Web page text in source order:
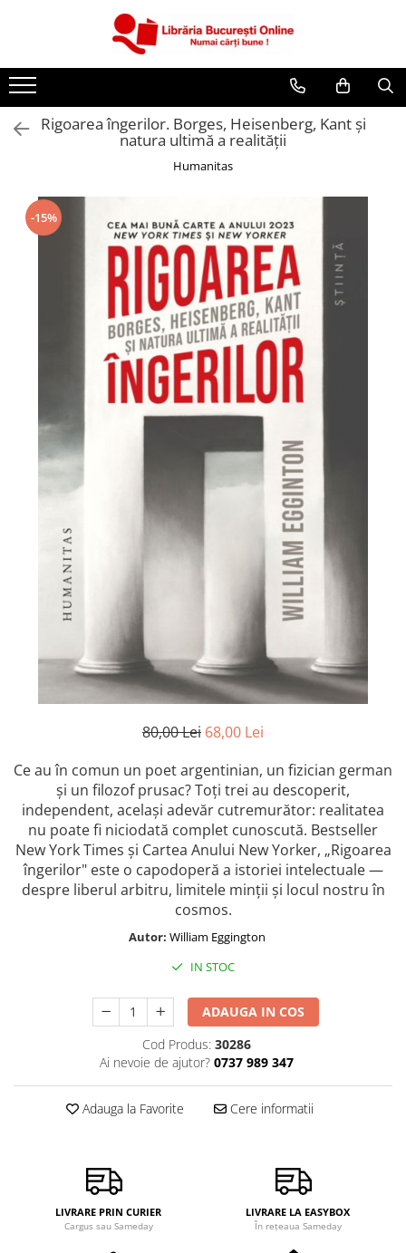
Artă și Enciclopedii
Beletristică
Cărți pentru tineri
Creșterea copilului
Dezvoltare Personală
Familie și Cuplu
Hobby și Divertisment
Istorie și Conspirații
Manuale și Dicționare
Medicină și Sănătate
Practic. Casă și Grădina
Spiritualitate
Știință și Tehnologie
Științe Sociale si Umaniste
Rigoarea îngerilor. Borges, Heisenberg, Kant şi
natura ultimă a realităţii
Humanitas
-15%
80,00 Lei 68,00 Lei
Ce au în comun un poet argentinian, un fizician german
și un filozof prusac? Toți trei au descoperit,
independent, același adevăr cutremurător: realitatea
nu poate fi niciodată complet cunoscută. Bestseller
New York Times și Cartea Anului New Yorker, „Rigoarea
îngerilor" este o capodoperă a istoriei intelectuale —
despre liberul arbitru, limitele minții și locul nostru în
cosmos.
Autor: William Eggington
IN STOC
ADAUGA IN COS
Cod Produs: 30286
Ai nevoie de ajutor? 0737 989 347
Adauga la Favorite Cere informatii
LIVRARE PRIN CURIER
Cargus sau Sameday
LIVRARE LA EASYBOX
În rețeaua Sameday